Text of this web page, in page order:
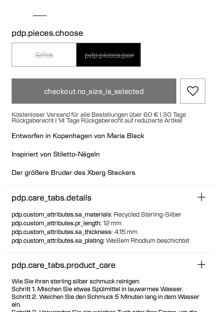
pdp.pieces.choose
StŸck pdp.pieces.pair
checkout.no_size_is_selected
Kostenloser Versand für alle Bestellungen über 60 € | 30 Tage
Rückgaberecht | 14 Tage Rückgaberecht auf reduzierte Artikel
Entworfen in Kopenhagen von Maria Black
Inspiriert von Stiletto-Nägeln
Der größere Bruder des Xberg Steckers
pdp.care_tabs.details
pdp.custom_attributes.sa_materials: Recycled Sterling-Silber
pdp.custom_attributes.pr_length: 12 mm
pdp.custom_attributes.sa_thickness: 4,15 mm
pdp.custom_attributes.sa_plating: Weißem Rhodium beschichtet
pdp.care_tabs.product_care
Wie Sie ihren sterling silber schmuck reinigen:
Schritt 1. Mischen Sie etwas Spülmittel in lauwarmes Wasser.
Schritt 2. Weichen Sie den Schmuck 5 Minuten lang in dem Wasser
ein.